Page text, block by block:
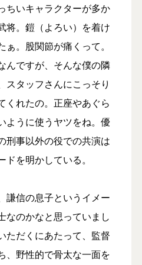
ちいキャラクターが多か
将。鎧（よろい）を着け
。股関節が痛くって。
んですが、そんな僕の隣
スタッフさんにこっそり
くれたの。正座やあぐら
ように使うヤツをね。優
刑事以外の役での共演は
を明かしている。
謙信の息子というイメー
なのかなと思っていまし
ただくにあたって、監督
、野性的で骨太な一面を